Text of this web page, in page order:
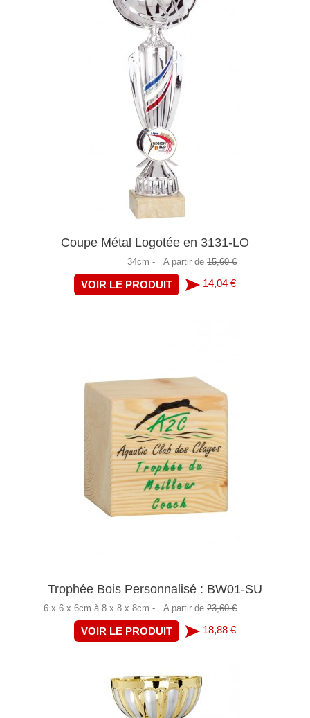
Coupe Métal Logotée en 3131-LO
34cm - A partir de 15,60 €
VOIR LE PRODUIT 14,04 €
Trophée Bois Personnalisé : BW01-SU
6 x 6 x 6cm à 8 x 8 x 8cm - A partir de 23,60 €
VOIR LE PRODUIT 18,88 €